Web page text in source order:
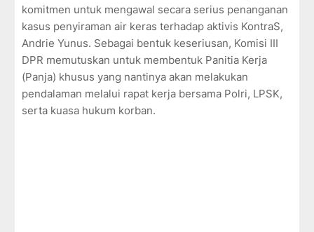
komitmen untuk mengawal secara serius penanganan
kasus penyiraman air keras terhadap aktivis KontraS,
Andrie Yunus. Sebagai bentuk keseriusan, Komisi III
DPR memutuskan untuk membentuk Panitia Kerja
(Panja) khusus yang nantinya akan melakukan
pendalaman melalui rapat kerja bersama Polri, LPSK,
serta kuasa hukum korban.